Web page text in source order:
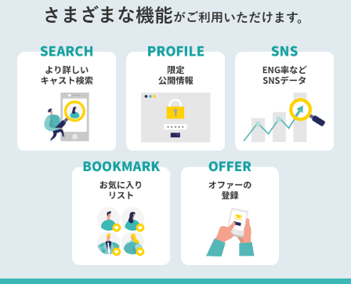
さまざまな機能がご利用いただけます。